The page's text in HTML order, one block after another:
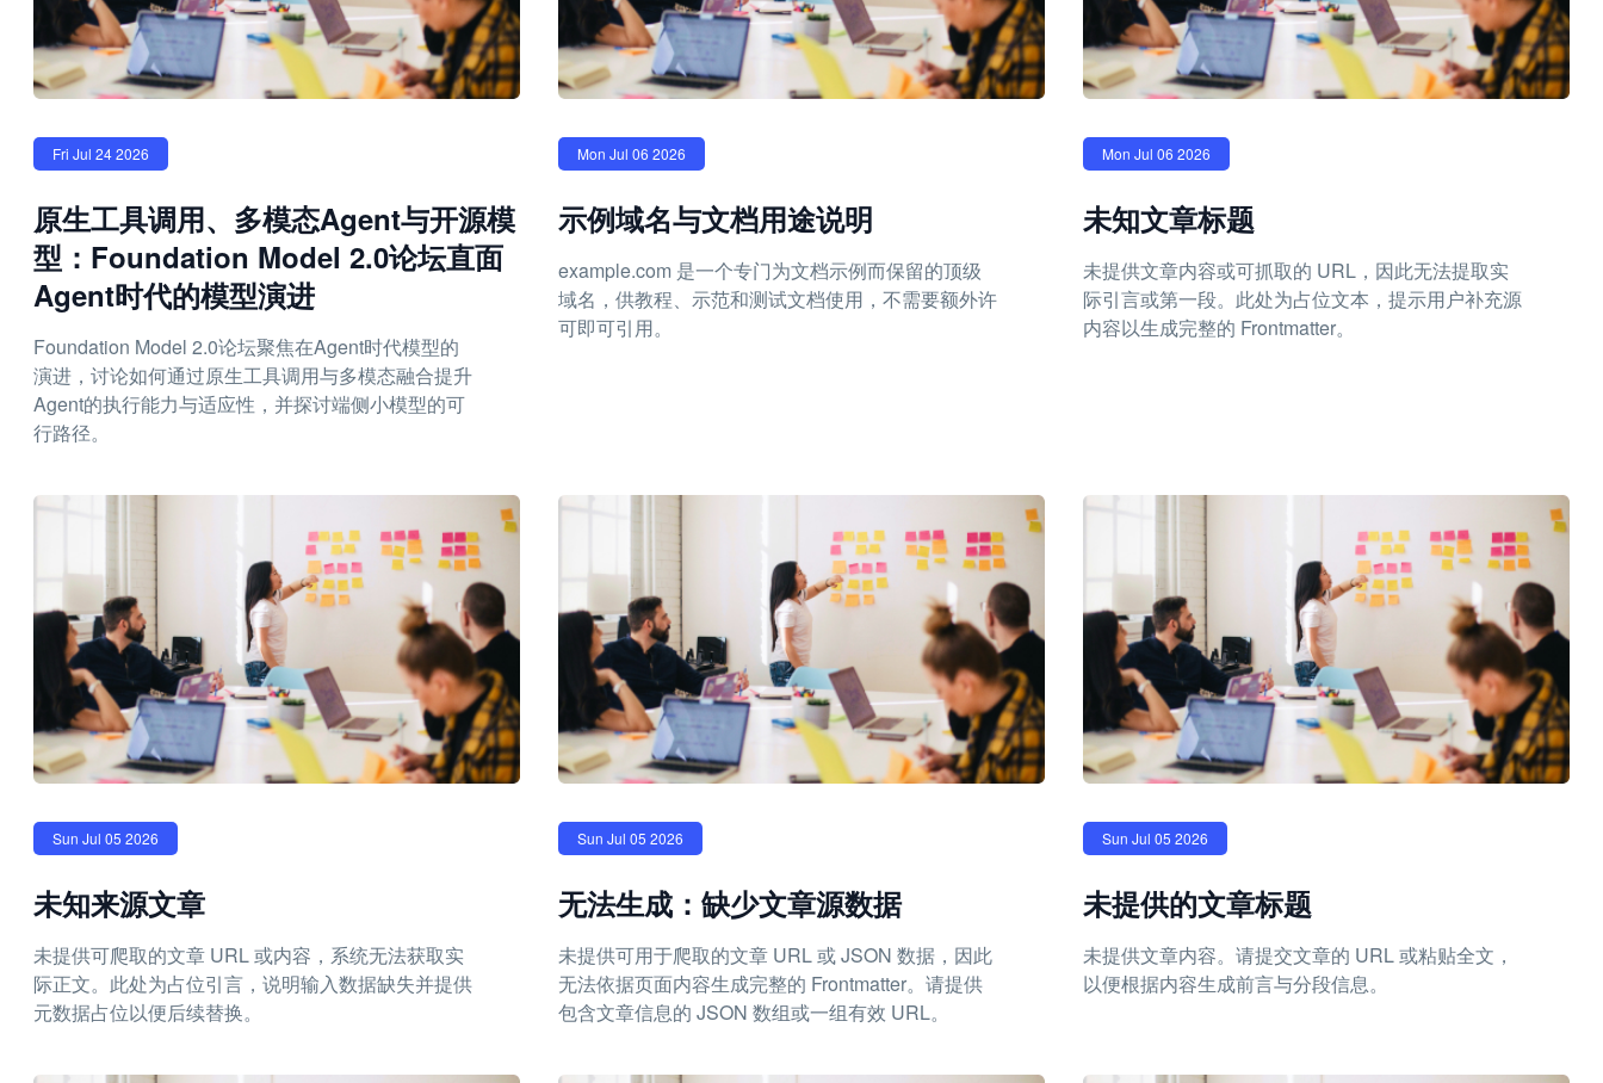
Fri Jul 24 2026
原生工具调用、多模态Agent与开源模
型：Foundation Model 2.0论坛直面
Agent时代的模型演进
Foundation Model 2.0论坛聚焦在Agent时代模型的
演进，讨论如何通过原生工具调用与多模态融合提升
Agent的执行能力与适应性，并探讨端侧小模型的可
行路径。
Mon Jul 06 2026
示例域名与文档用途说明
example.com 是一个专门为文档示例而保留的顶级
域名，供教程、示范和测试文档使用，不需要额外许
可即可引用。
Mon Jul 06 2026
未知文章标题
未提供文章内容或可抓取的 URL，因此无法提取实
际引言或第一段。此处为占位文本，提示用户补充源
内容以生成完整的 Frontmatter。
Sun Jul 05 2026
未知来源文章
未提供可爬取的文章 URL 或内容，系统无法获取实
际正文。此处为占位引言，说明输入数据缺失并提供
元数据占位以便后续替换。
Sun Jul 05 2026
无法生成：缺少文章源数据
未提供可用于爬取的文章 URL 或 JSON 数据，因此
无法依据页面内容生成完整的 Frontmatter。请提供
包含文章信息的 JSON 数组或一组有效 URL。
Sun Jul 05 2026
未提供的文章标题
未提供文章内容。请提交文章的 URL 或粘贴全文，
以便根据内容生成前言与分段信息。